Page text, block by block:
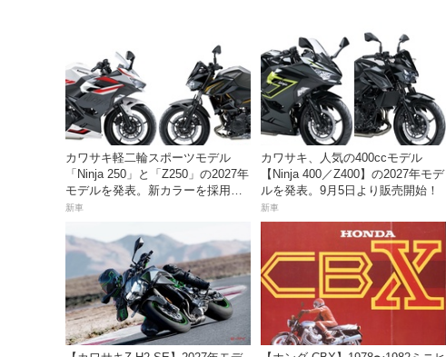
カワサキ軽二輪スポーツモデル
「Ninja 250」と「Z250」の2027年
モデルを発表。新カラーを採用し9
月5日より発売！
新車
カワサキ、人気の400ccモデル
【Ninja 400／Z400】の2027年モデ
ルを発表。9月5日より販売開始！
新車